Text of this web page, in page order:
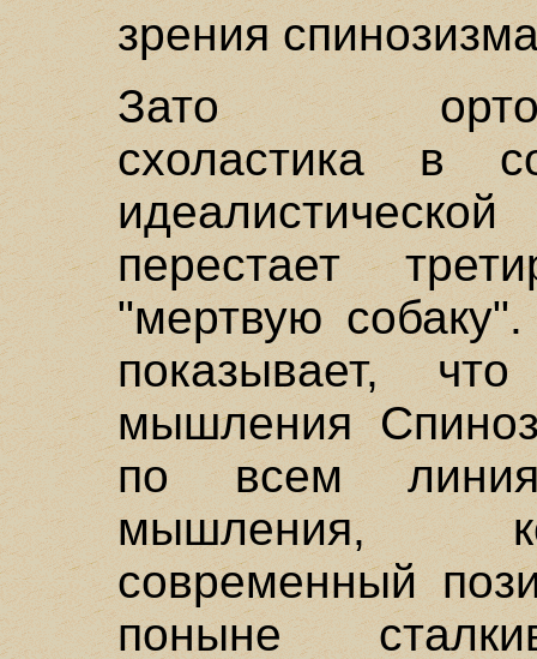
зрения
Зато
схоластика в
перестает
"мертвую
показывает,
мышления
по всем
мышления,
современный
поныне